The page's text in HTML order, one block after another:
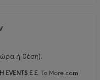
ώρα ή θέση).
EVENTS E E. Το More.com